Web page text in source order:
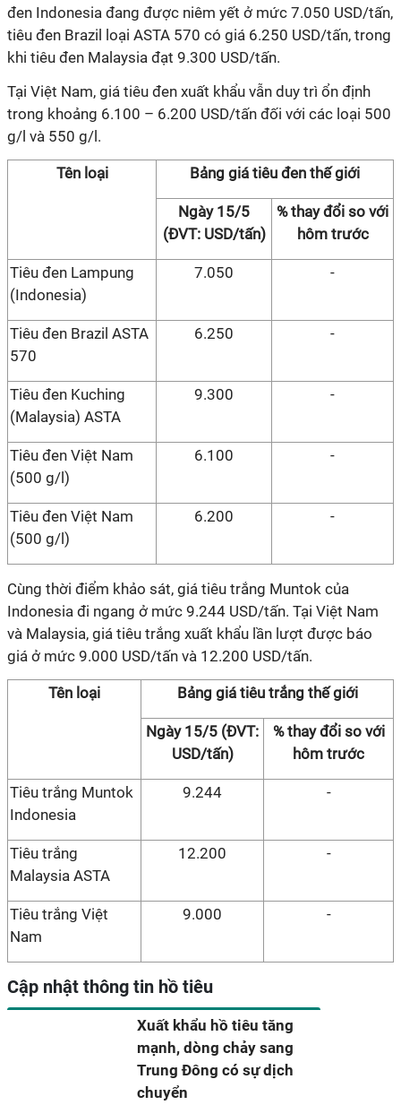
đen Indonesia đang được niêm yết ở mức 7.050 USD/tấn,
tiêu đen Brazil loại ASTA 570 có giá 6.250 USD/tấn, trong
khi tiêu đen Malaysia đạt 9.300 USD/tấn.
Tại Việt Nam, giá tiêu đen xuất khẩu vẫn duy trì ổn định
trong khoảng 6.100 – 6.200 USD/tấn đối với các loại 500
g/l và 550 g/l.
Tên loại Bảng giá tiêu đen thế giới
Ngày 15/5
(ĐVT: USD/tấn)
% thay đổi so với
hôm trước
Tiêu đen Lampung
(Indonesia)
7.050 -
Tiêu đen Brazil ASTA
570
6.250 -
Tiêu đen Kuching
(Malaysia) ASTA
9.300 -
Tiêu đen Việt Nam
(500 g/l)
6.100 -
Tiêu đen Việt Nam
(500 g/l)
6.200 -
Cùng thời điểm khảo sát, giá tiêu trắng Muntok của
Indonesia đi ngang ở mức 9.244 USD/tấn. Tại Việt Nam
và Malaysia, giá tiêu trắng xuất khẩu lần lượt được báo
giá ở mức 9.000 USD/tấn và 12.200 USD/tấn.
Tên loại Bảng giá tiêu trắng thế giới
Ngày 15/5 (ĐVT:
USD/tấn)
% thay đổi so với
hôm trước
Tiêu trắng Muntok
Indonesia
9.244 -
Tiêu trắng
Malaysia ASTA
12.200 -
Tiêu trắng Việt
Nam
9.000 -
Cập nhật thông tin hồ tiêu
Xuất khẩu hồ tiêu tăng
mạnh, dòng chảy sang
Trung Đông có sự dịch
chuyển